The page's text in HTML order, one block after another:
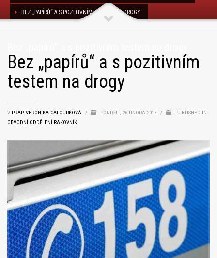
BEZ „PAPÍRŮ“ A S POZITIVNÍM TESTEM NA DROGY
Bez „papírů“ a s pozitivním
testem na drogy
V PRAP. VERONIKA CAFOURKOVÁ / PONDĚLÍ, 26 ÚNORA 2018 /
PUBLISHED IN
OBVODNÍ ODDĚLENÍ RAKOVNÍK